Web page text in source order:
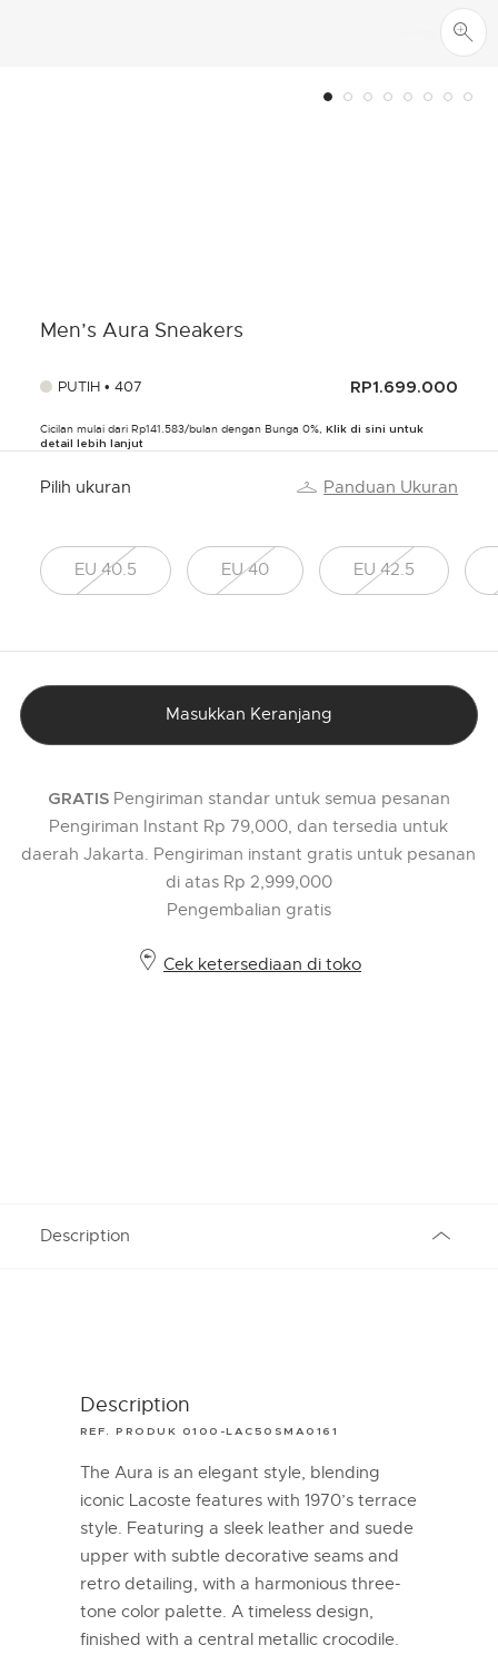
Men’s Aura Sneakers
PUTIH • 407 RP1.699.000
Cicilan mulai dari Rp141.583/bulan dengan Bunga 0%, Klik di sini untuk
detail lebih lanjut
Pilih ukuran Panduan Ukuran
EU 40.5 EU 40 EU 42.5
Masukkan Keranjang
GRATISPengiriman standar untuk semua pesanan
Pengiriman Instant Rp 79,000, dan tersedia untuk
daerah Jakarta. Pengiriman instant gratis untuk pesanan
di atas Rp 2,999,000
Pengembalian gratis
Cek ketersediaan di toko
Description
Description
REF. PRODUK 0100-LAC50SMA0161
The Aura is an elegant style, blending
iconic Lacoste features with 1970’s terrace
style. Featuring a sleek leather and suede
upper with subtle decorative seams and
retro detailing, with a harmonious three-
tone color palette. A timeless design,
finished with a central metallic crocodile.